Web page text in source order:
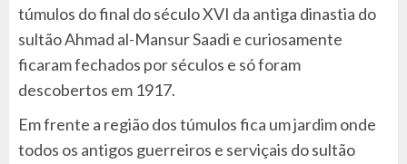
túmulos do final do século XVI da antiga dinastia do
sultão Ahmad al-Mansur Saadi e curiosamente
ficaram fechados por séculos e só foram
descobertos em 1917.
Em frente a região dos túmulos fica um jardim onde
todos os antigos guerreiros e serviçais do sultão